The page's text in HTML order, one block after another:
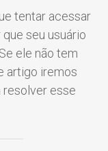
tentar acessar
seu usuário
ele não tem
artigo iremos
resolver esse